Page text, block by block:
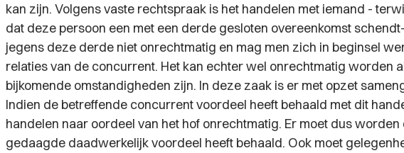
kan zijn. Volgens vaste rechtspraak is het handelen met iemand -
dat deze persoon een met een derde gesloten overeenkomst
jegens deze derde niet onrechtmatig en mag men zich in beginsel
relaties van de concurrent. Het kan echter wel onrechtmatig worden
bijkomende omstandigheden zijn. In deze zaak is er met opzet
Indien de betreffende concurrent voordeel heeft behaald met dit
handelen naar oordeel van het hof onrechtmatig. Er moet dus
gedaagde daadwerkelijk voordeel heeft behaald. Ook moet